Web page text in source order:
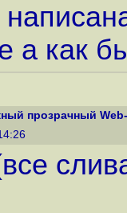
а как
прозрачный